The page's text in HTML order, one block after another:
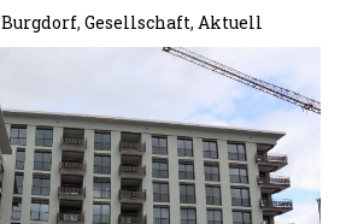
Burgdorf,Gesellschaft,Aktuell